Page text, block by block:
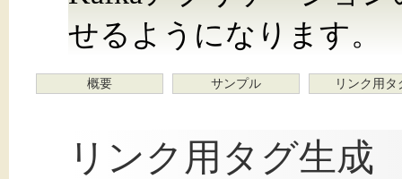
せるようになります。
概要 サンプル リンク用タ
リンク用タグ生成